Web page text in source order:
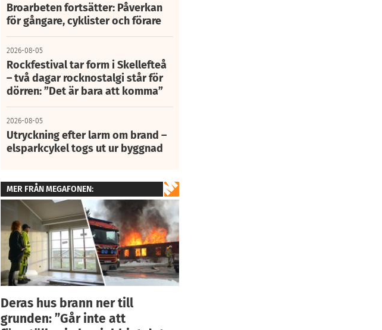
Broarbeten fortsätter: Påverkan
för gångare, cyklister och förare
2026-08-05
Rockfestival tar form i Skellefteå
– två dagar rocknostalgi står för
dörren: ”Det är bara att komma”
2026-08-05
Utryckning efter larm om brand –
elsparkcykel togs ut ur byggnad
MER FRÅN MEGAFONEN:
Deras hus brann ner till
grunden: ”Går inte att